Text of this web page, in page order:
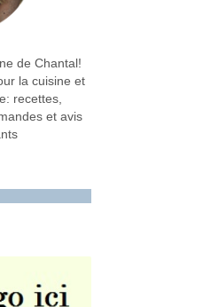
de Chantal!
la cuisine et
recettes,
et avis